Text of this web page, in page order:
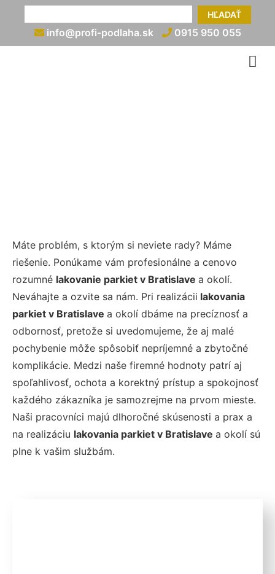
HĽADAŤ
info@profi-podlaha.sk 0915 950 055
Máte problém, s ktorým si neviete rady? Máme
riešenie. Ponúkame vám profesionálne a cenovo
rozumné lakovanie parkiet v Bratislave a okolí.
Neváhajte a ozvite sa nám. Pri realizácii lakovania
parkiet v Bratislave a okolí dbáme na precíznosť a
odbornosť, pretože si uvedomujeme, že aj malé
pochybenie môže spôsobiť nepríjemné a zbytočné
komplikácie. Medzi naše firemné hodnoty patrí aj
spoľahlivosť, ochota a korektný prístup a spokojnosť
každého zákazníka je samozrejme na prvom mieste.
Naši pracovníci majú dlhoročné skúsenosti a prax a
na realizáciu lakovania parkiet v Bratislave a okolí sú
plne k vašim službám.